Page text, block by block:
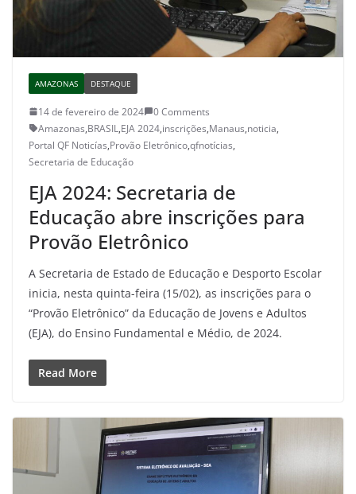
AMAZONAS DESTAQUE
14 de fevereiro de 2024
0 Comments
Amazonas,BRASIL,EJA 2024,inscrições,Manaus,noticia,
Portal QF Noticías,Provão Eletrônico,qfnotícias,
Secretaria de Educação
EJA 2024: Secretaria de
Educação abre inscrições para
Provão Eletrônico
A Secretaria de Estado de Educação e Desporto Escolar
inicia, nesta quinta-feira (15/02), as inscrições para o
“Provão Eletrônico” da Educação de Jovens e Adultos
(EJA), do Ensino Fundamental e Médio, de 2024.
Read More